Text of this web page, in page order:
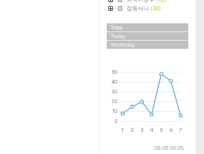
잡동사니 (30)
Total
Today
Yesterday
08-08 09:05